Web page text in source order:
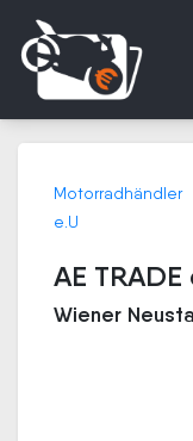
Motorradhändler
e.U
AE TRADE
Wiener